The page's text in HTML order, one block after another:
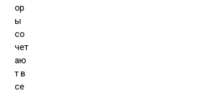
ор
ы
со
чет
аю
т в
се